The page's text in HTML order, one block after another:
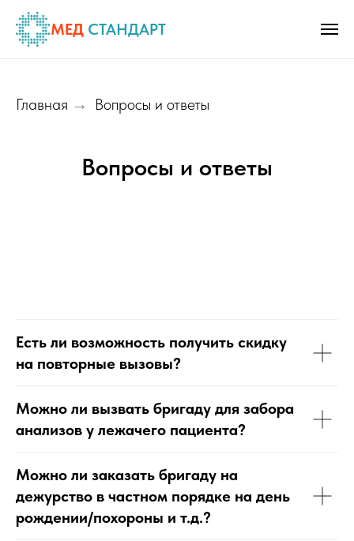
МЕД СТАНДАРТ
Главная → Вопросы и ответы
Вопросы и ответы
Есть ли возможность получить скидку
на повторные вызовы?
Можно ли вызвать бригаду для забора
анализов у лежачего пациента?
Можно ли заказать бригаду на
дежурство в частном порядке на день
рождении/похороны и т.д.?